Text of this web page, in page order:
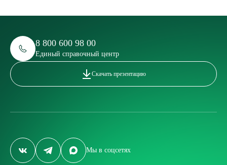
8 800 600 98 00
Единый справочный центр
Скачать презентацию
Мы в соцсетях